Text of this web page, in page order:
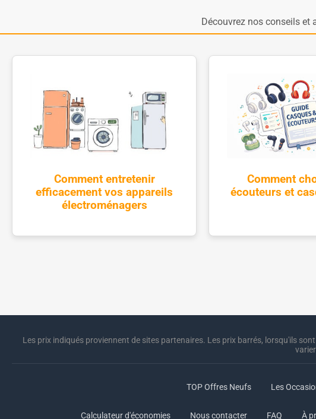
Découvrez nos conseils
Comment entretenir
efficacement vos appareils
électroménagers
Comment
écouteurs et
Les prix indiqués proviennent de sites partenaires. Les prix barrés, lorsqu'ils
TOP Offres Neufs
Les
Calculateur d'économies
Nous contacter FAQ À